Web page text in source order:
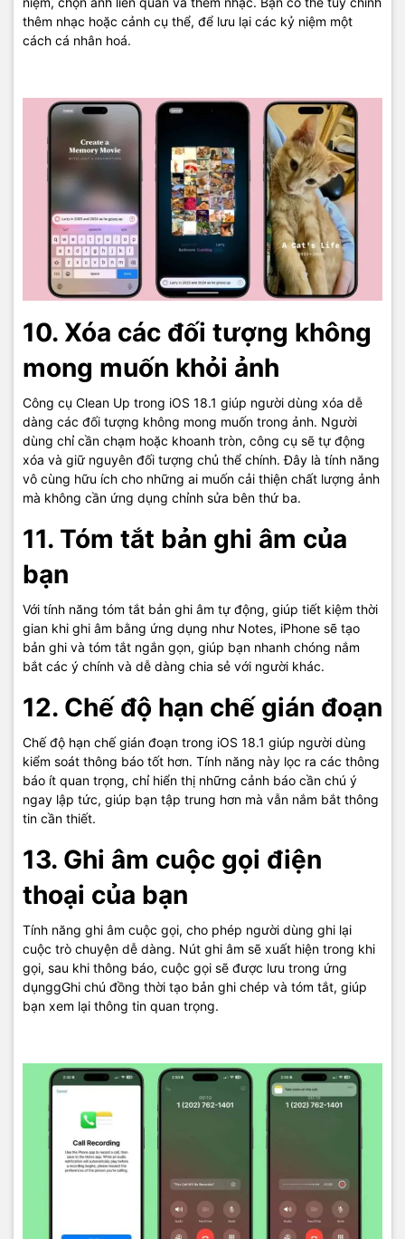
thêm nhạc hoặc cảnh cụ thể, để lưu lại các kỷ niệm một
cách cá nhân hoá.
10. Xóa các đối tượng không
mong muốn khỏi ảnh
Công cụ Clean Up trong iOS 18.1 giúp người dùng xóa dễ
dàng các đối tượng không mong muốn trong ảnh. Người
dùng chỉ cần chạm hoặc khoanh tròn, công cụ sẽ tự động
xóa và giữ nguyên đối tượng chủ thể chính. Đây là tính năng
vô cùng hữu ích cho những ai muốn cải thiện chất lượng ảnh
mà không cần ứng dụng chỉnh sửa bên thứ ba.
11. Tóm tắt bản ghi âm của
bạn
Với tính năng tóm tắt bản ghi âm tự động, giúp tiết kiệm thời
gian khi ghi âm bằng ứng dụng như Notes, iPhone sẽ tạo
bản ghi và tóm tắt ngắn gọn, giúp bạn nhanh chóng nắm
bắt các ý chính và dễ dàng chia sẻ với người khác.
12. Chế độ hạn chế gián đoạn
Chế độ hạn chế gián đoạn trong iOS 18.1 giúp người dùng
kiểm soát thông báo tốt hơn. Tính năng này lọc ra các thông
báo ít quan trọng, chỉ hiển thị những cảnh báo cần chú ý
ngay lập tức, giúp bạn tập trung hơn mà vẫn nắm bắt thông
tin cần thiết.
13. Ghi âm cuộc gọi điện
thoại của bạn
Tính năng ghi âm cuộc gọi, cho phép người dùng ghi lại
cuộc trò chuyện dễ dàng. Nút ghi âm sẽ xuất hiện trong khi
gọi, sau khi thông báo, cuộc gọi sẽ được lưu trong ứng
dụnggGhi chú đồng thời tạo bản ghi chép và tóm tắt, giúp
bạn xem lại thông tin quan trọng.